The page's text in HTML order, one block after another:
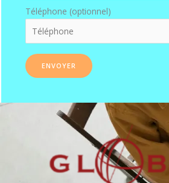
Téléphone (optionnel)